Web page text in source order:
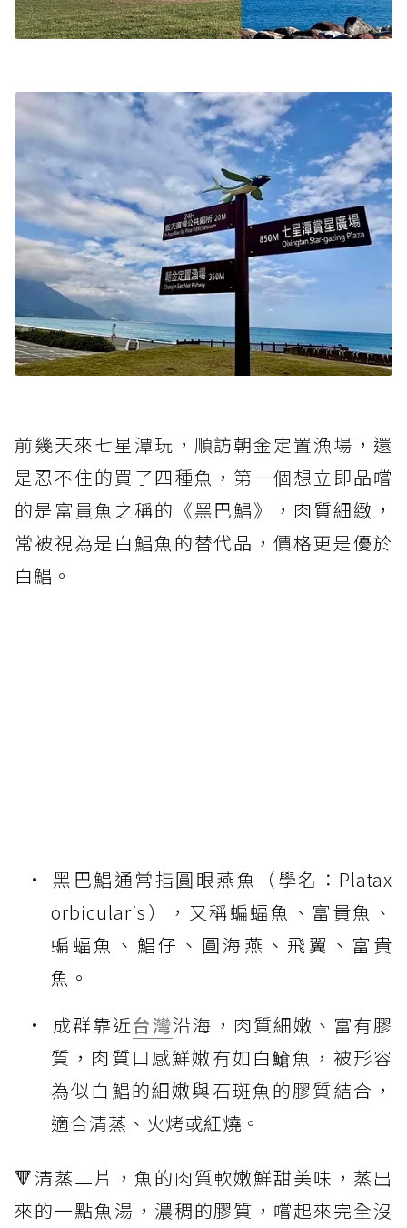
前幾天來七星潭玩，順訪朝金定置漁場，還
是忍不住的買了四種魚，第一個想立即品嚐
的是富貴魚之稱的《黑巴鯧》， 肉質細緻，
常被視為是白鯧魚的替代品，價格更是優於
白鯧。
黑巴鯧通常指圓眼燕魚（學名：Platax
orbicularis），又稱蝙蝠魚、富貴魚、
蝙蝠魚、鯧仔、圓海燕、飛翼、富貴
魚。
成群靠近台灣沿海，肉質細嫩、富有膠
質，肉質口感鮮嫩有如白䱽魚，被形容
為似白鯧的細嫩與石斑魚的膠質結合，
適合清蒸、火烤或紅燒。
🔻清蒸二片，魚的肉質軟嫩鮮甜美味，蒸出
來的一點魚湯，濃稠的膠質，嚐起來完全沒